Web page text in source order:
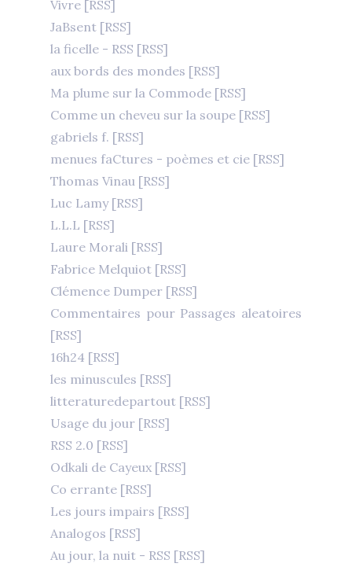
Vivre [RSS]
JaBsent [RSS]
la ficelle - RSS [RSS]
aux bords des mondes [RSS]
Ma plume sur la Commode [RSS]
Comme un cheveu sur la soupe [RSS]
gabriels f. [RSS]
menues faCtures - poèmes et cie [RSS]
Thomas Vinau [RSS]
Luc Lamy [RSS]
L.L.L [RSS]
Laure Morali [RSS]
Fabrice Melquiot [RSS]
Clémence Dumper [RSS]
Commentaires pour Passages aleatoires
[RSS]
16h24 [RSS]
les minuscules [RSS]
litteraturedepartout [RSS]
Usage du jour [RSS]
RSS 2.0 [RSS]
Odkali de Cayeux [RSS]
Co errante [RSS]
Les jours impairs [RSS]
Analogos [RSS]
Au jour, la nuit - RSS [RSS]